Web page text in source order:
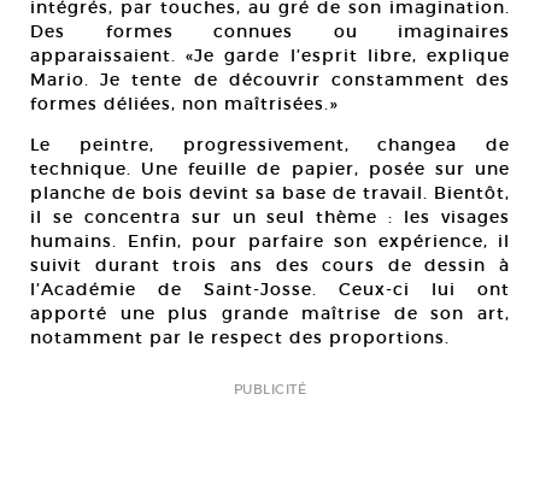
intégrés, par touches, au gré de son imagination.
Des formes connues ou imaginaires
apparaissaient. «Je garde l’esprit libre, explique
Mario. Je tente de découvrir constamment des
formes déliées, non maîtrisées.»
Le peintre, progressivement, changea de
technique. Une feuille de papier, posée sur une
planche de bois devint sa base de travail. Bientôt,
il se concentra sur un seul thème : les visages
humains. Enfin, pour parfaire son expérience, il
suivit durant trois ans des cours de dessin à
l’Académie de Saint-Josse. Ceux-ci lui ont
apporté une plus grande maîtrise de son art,
notamment par le respect des proportions.
PUBLICITÉ